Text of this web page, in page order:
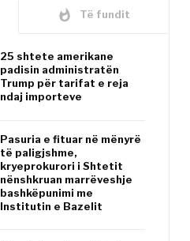
whatshot Të fundit
25 shtete amerikane
padisin administratën
Trump për tarifat e reja
ndaj importeve
Pasuria e fituar në mënyrë
të paligjshme,
kryeprokurori i Shtetit
nënshkruan marrëveshje
bashkëpunimi me
Institutin e Bazelit